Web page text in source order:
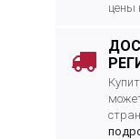
цены